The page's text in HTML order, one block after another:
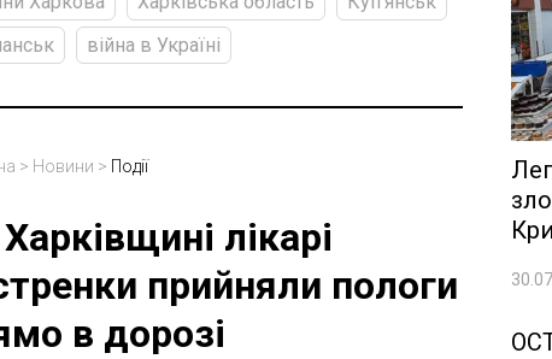
війна в Україні
> Новини > Події
лікарі
прийняли пологи
в дорозі